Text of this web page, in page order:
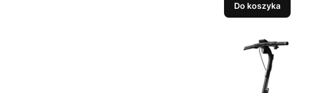
Do koszyka